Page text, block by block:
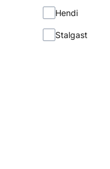
Hendi
Stalgast